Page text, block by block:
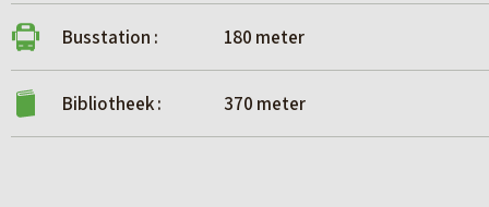
Bedrijfsmakelaars, Willemskade 9 (8911 AW) te
DISCLAIMER
Deze aanbieding (inclusief bijlagen) van
Busstation : 180 meter
Bibliotheek : 370 meter